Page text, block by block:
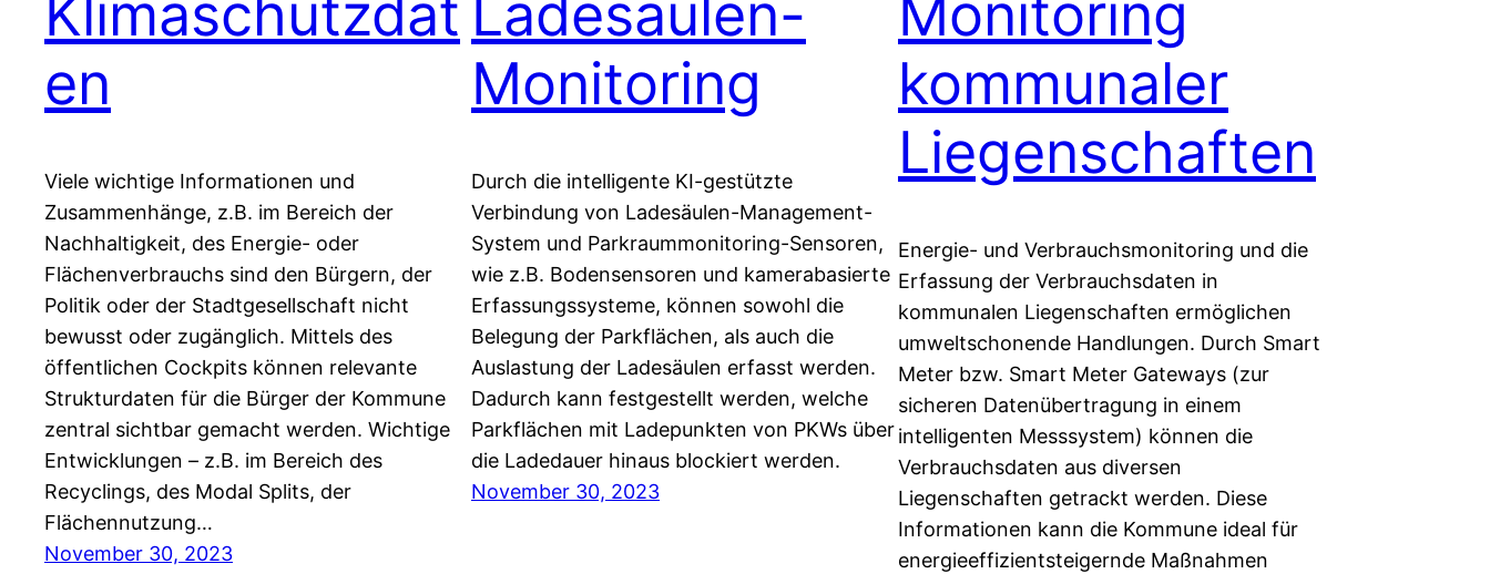
Klimaschutzdat
en
Viele wichtige Informationen und
Zusammenhänge, z.B. im Bereich der
Nachhaltigkeit, des Energie- oder
Flächenverbrauchs sind den Bürgern, der
Politik oder der Stadtgesellschaft nicht
bewusst oder zugänglich. Mittels des
öffentlichen Cockpits können relevante
Strukturdaten für die Bürger der Kommune
zentral sichtbar gemacht werden. Wichtige
Entwicklungen – z.B. im Bereich des
Recyclings, des Modal Splits, der
Flächennutzung…
November 30, 2023
Ladesäulen-
Monitoring
Durch die intelligente KI-gestützte
Verbindung von Ladesäulen-Management-
System und Parkraummonitoring-Sensoren,
wie z.B. Bodensensoren und kamerabasierte
Erfassungssysteme, können sowohl die
Belegung der Parkflächen, als auch die
Auslastung der Ladesäulen erfasst werden.
Dadurch kann festgestellt werden, welche
Parkflächen mit Ladepunkten von PKWs über
die Ladedauer hinaus blockiert werden.
November 30, 2023
Monitoring
kommunaler
Liegenschaften
Energie- und Verbrauchsmonitoring und die
Erfassung der Verbrauchsdaten in
kommunalen Liegenschaften ermöglichen
umweltschonende Handlungen. Durch Smart
Meter bzw. Smart Meter Gateways (zur
sicheren Datenübertragung in einem
intelligenten Messsystem) können die
Verbrauchsdaten aus diversen
Liegenschaften getrackt werden. Diese
Informationen kann die Kommune ideal für
energieeffizientsteigernde Maßnahmen